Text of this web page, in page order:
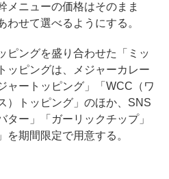
メニューの価格はそのまま
わせて選べるようにする。
ングを盛り合わせた「ミッ
ッピングは、メジャーカレー
ャートッピング」「WCC（ワ
）トッピング」のほか、SNS
ー」「ガーリックチップ」
を期間限定で用意する。